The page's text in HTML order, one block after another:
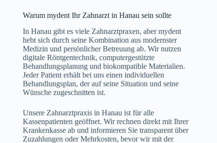
Warum mydent Ihr Zahnarzt in Hanau sein sollte
In Hanau gibt es viele Zahnarztpraxen, aber mydent
hebt sich durch seine Kombination aus modernster
Medizin und persönlicher Betreuung ab. Wir nutzen
digitale Röntgentechnik, computergestützte
Behandlungsplanung und biokompatible Materialien.
Jeder Patient erhält bei uns einen individuellen
Behandlungsplan, der auf seine Situation und seine
Wünsche zugeschnitten ist.
Unsere Zahnarztpraxis in Hanau ist für alle
Kassenpatienten geöffnet. Wir rechnen direkt mit Ihrer
Krankenkasse ab und informieren Sie transparent über
Zuzahlungen oder Mehrkosten, bevor wir mit der